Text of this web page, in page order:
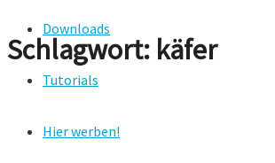
Downloads
Tutorials
Hier werben!
Schlagwort: käfer